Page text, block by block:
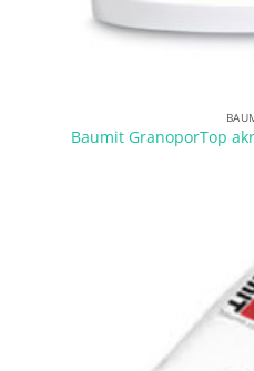
Baumit GranoporTop